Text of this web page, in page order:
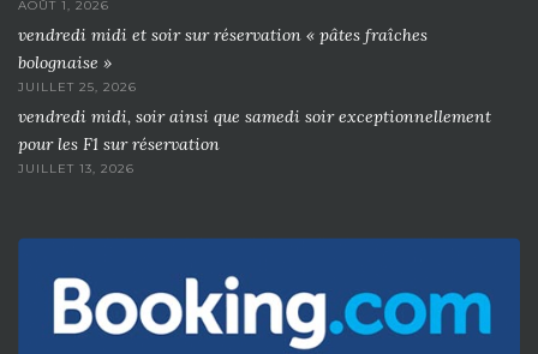
AOÛT 1, 2026
vendredi midi et soir sur réservation « pâtes fraîches
bolognaise »
JUILLET 25, 2026
vendredi midi, soir ainsi que samedi soir exceptionnellement
pour les F1 sur réservation
JUILLET 13, 2026